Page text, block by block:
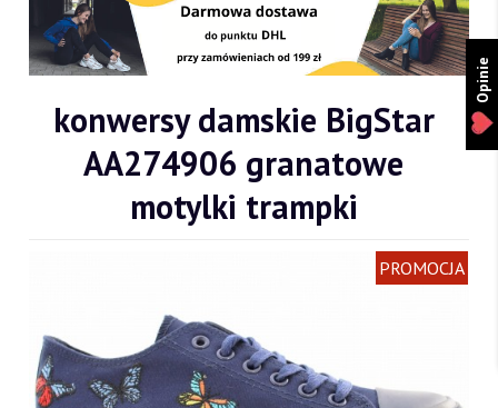
konwersy damskie BigStar
AA274906 granatowe
motylki trampki
PROMOCJA
Opinie